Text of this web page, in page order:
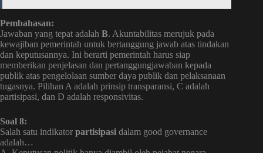
Pembahasan:
Jawaban yang tepat adalah B. Akuntabilitas merujuk pada
kewajiban pemerintah untuk bertanggung jawab atas tindakan
dan keputusannya. Ini berarti pemerintah harus siap
memberikan penjelasan dan pertanggungjawaban kepada
publik atas pengelolaan sumber daya publik dan pelaksanaan
tugasnya. Pilihan A adalah prinsip transparansi, C adalah
partisipasi, dan D adalah responsivitas.
Soal 8:
Salah satu indikator partisipasi dalam good governance
adalah…